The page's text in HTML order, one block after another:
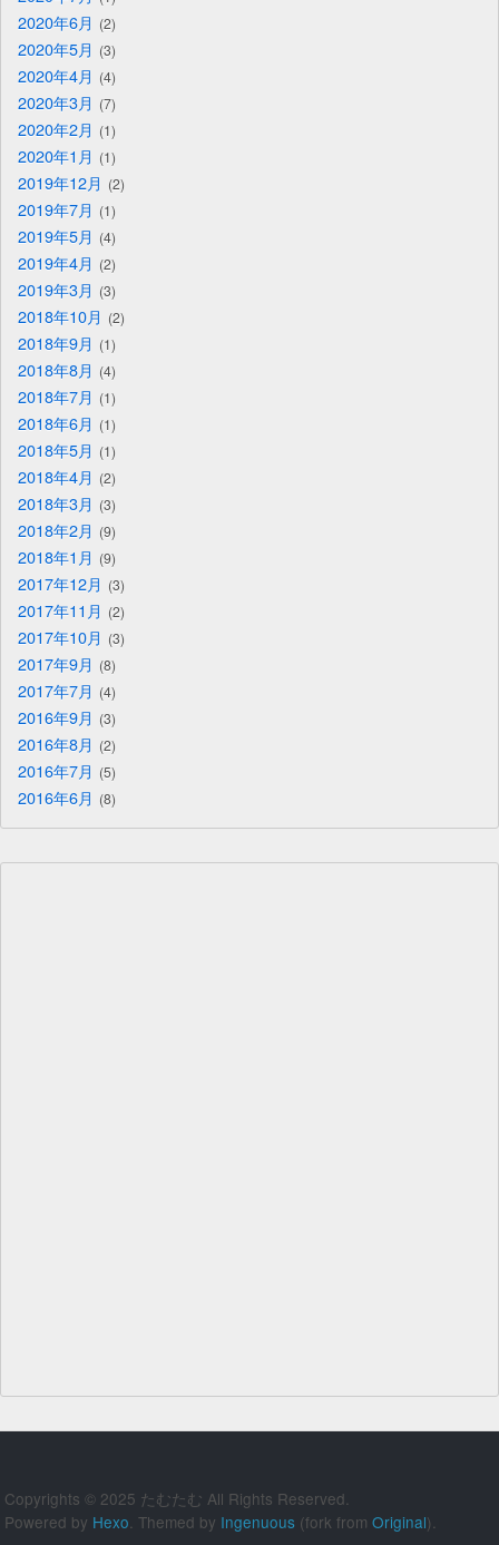
2020年6月 2
2020年5月 3
2020年4月 4
2020年3月 7
2020年2月 1
2020年1月 1
2019年12月 2
2019年7月 1
2019年5月 4
2019年4月 2
2019年3月 3
2018年10月 2
2018年9月 1
2018年8月 4
2018年7月 1
2018年6月 1
2018年5月 1
2018年4月 2
2018年3月 3
2018年2月 9
2018年1月 9
2017年12月 3
2017年11月 2
2017年10月 3
2017年9月 8
2017年7月 4
2016年9月 3
2016年8月 2
2016年7月 5
2016年6月 8
Copyrights © 2025 たむたむ All Rights Reserved.
Powered by Hexo. Themed by Ingenuous(fork from Original).